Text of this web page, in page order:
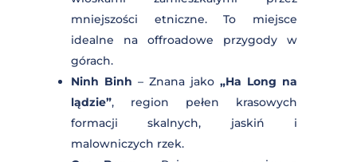
wysp krasowych i imponujących
jaskiń. Popularna na rejsy, oferuje
zapierające dech w piersiach widoki.
Sapa– Region górski, idealny na
trekking, z tarasami ryżowymi i
wioskami zamieszkałymi przez
mniejszości etniczne. To miejsce
idealne na offroadowe przygody w
ekstra wiadomość od nas.